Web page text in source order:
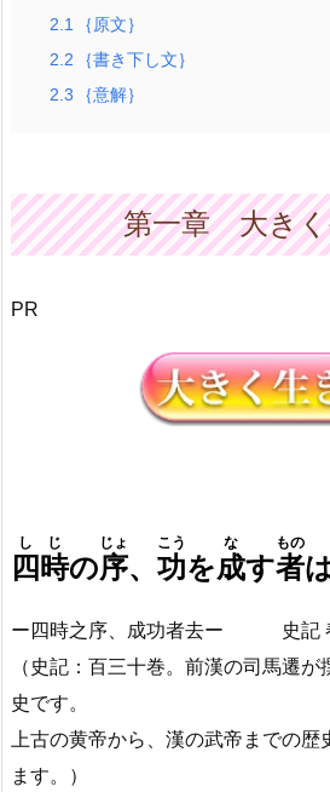
2.1
｛原文｝
2.2
｛書き下し文｝
2.3
｛意解｝
第一章 大き
PR
四時
しじ
の序
じょ
、 功
こう
を成
な
す者
もの
ー四時之序、成功者去ー 史記
（史記：百三十巻。前漢の司馬遷
史です。
上古の黄帝から、漢の武帝までの
ます。）